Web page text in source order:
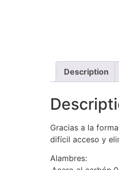
Description
Gracias a la
difícil acceso y
Alambres: